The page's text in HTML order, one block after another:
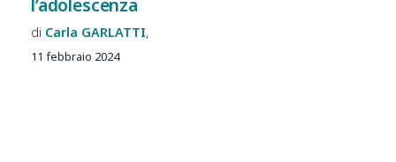
l’adolescenza
Carla GARLATTI
11 febbraio 2024